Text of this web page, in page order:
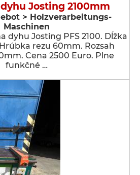
Josting 2100mm
> Holzverarbeitungs-
Maschinen
dyhu Josting PFS 2100. Dĺžka
rezu 60mm. Rozsah
Cena 2500 Euro. Plne
funkčné …